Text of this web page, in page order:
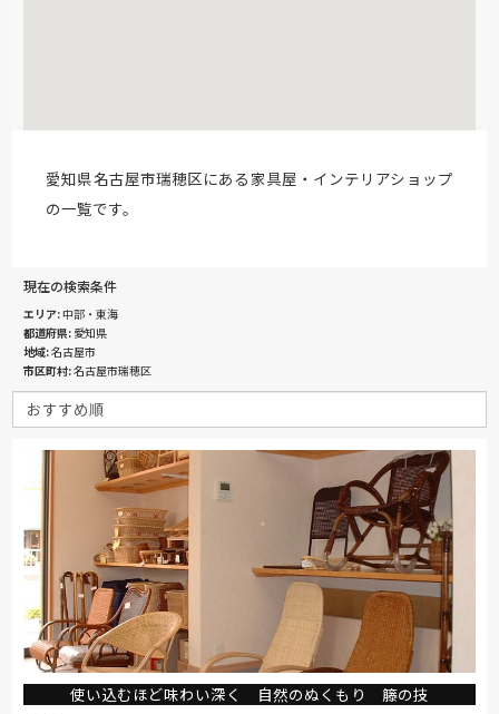
愛知県名古屋市瑞穂区にある家具屋・インテリアショップ
の一覧です。
現在の検索条件
エリア 中部・東海
都道府県 愛知県
地域 名古屋市
市区町村 名古屋市瑞穂区
使い込むほど味わい深く 自然のぬくもり 籐の技